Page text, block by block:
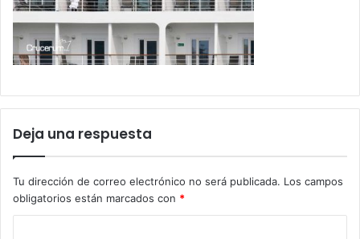
Deja una respuesta
Tu dirección de correo electrónico no será publicada. Los campos
obligatorios están marcados con *